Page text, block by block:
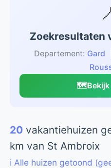
Zoekresultaten
Departement: Gard
🗺️
20 vakantiehuizen
km van St Ambroix
ℹ️ Alle huizen getoond